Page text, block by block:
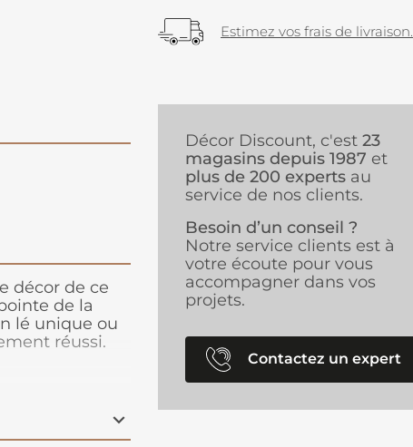
Estimez vos frais de livraison.
décor de ce
de la
lé unique ou
réussi.
la colle se
au cutter.
Décor Discount, c'est 23
magasins depuis 1987 et
plus de 200 experts au
service de nos clients.
Besoin d’un conseil ?
Notre service clients est à
votre écoute pour vous
accompagner dans vos
projets.
Contactez un expert